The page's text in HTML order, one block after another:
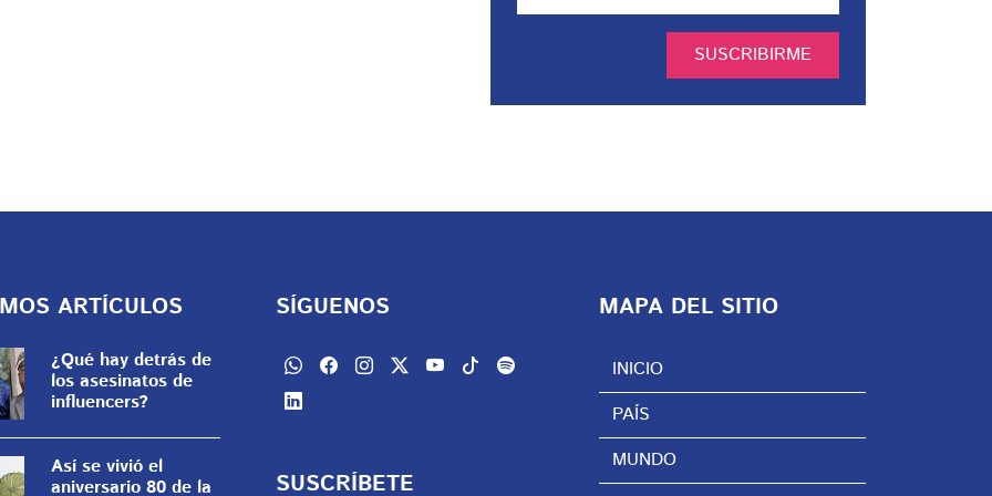
SUSCRIBIRME
ARTÍCULOS
¿Qué hay detrás de
los asesinatos de
influencers?
Así se vivió el
aniversario 80 de la
SÍGUENOS
SUSCRÍBETE
MAPA DEL SITIO
INICIO
PAÍS
MUNDO